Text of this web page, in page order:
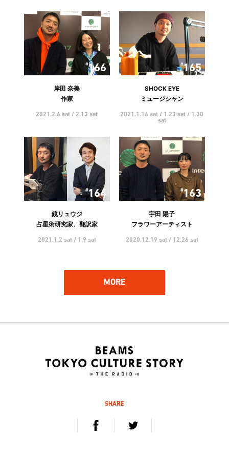
166
岸田 奈美
作家
2021.2.6 sat / 2.13 sat
165
SHOCK EYE
ミュージシャン
2021.1.16 sat / 1.23 sat / 1.30
sat
164
鏡リュウジ
占星術研究家、翻訳家
2021.1.2 sat / 1.9 sat
163
宇田 陽子
フラワーアーティスト
2020.12.19 sat / 12.26 sat
2020.12.5 sat / 12.12 sat
2020.11.21 sat / 11.28 sat
MORE
SHARE